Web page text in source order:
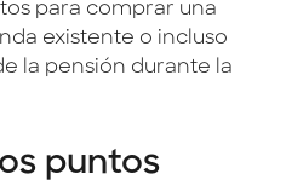
para comprar una
existente o incluso
la pensión durante la
puntos